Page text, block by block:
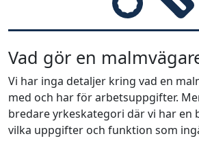
Vad gör en
Vi har inga detaljer kring vad en
med och har för arbetsuppgifter.
bredare yrkeskategori där vi har en
vilka uppgifter och funktion som